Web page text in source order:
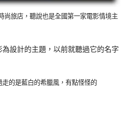
尚旅店，聽說也是全國第一家電影情境主
設計的主題，以前就聽過它的名字
走的是藍白的希臘風，有點怪怪的